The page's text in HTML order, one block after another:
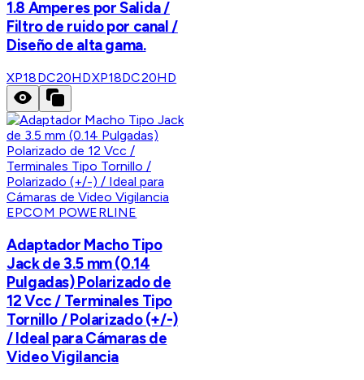
1.8 Amperes por Salida /
Filtro de ruido por canal /
Diseño de alta gama.
XP18DC20HDXP18DC20HD
EPCOM POWERLINE
Adaptador Macho Tipo
Jack de 3.5 mm (0.14
Pulgadas) Polarizado de
12 Vcc / Terminales Tipo
Tornillo / Polarizado (+/-)
/ Ideal para Cámaras de
Video Vigilancia